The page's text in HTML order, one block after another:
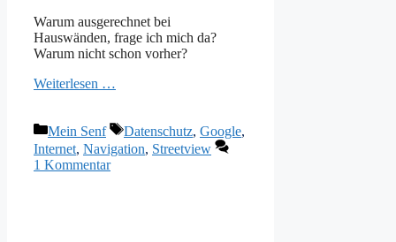
Warum ausgerechnet bei
Hauswänden, frage ich mich da?
Warum nicht schon vorher?
Weiterlesen …
Kategorien
Mein Senf Schlagwörter
Datenschutz, Google,
Internet, Navigation, Streetview
1 Kommentar